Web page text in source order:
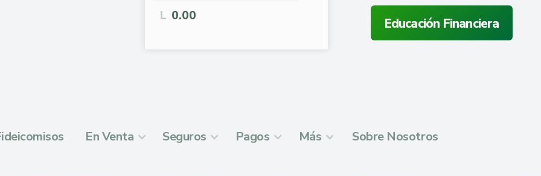
L 0.00 Educación Financiera
En Venta Seguros Pagos Más Sobre Nosotros